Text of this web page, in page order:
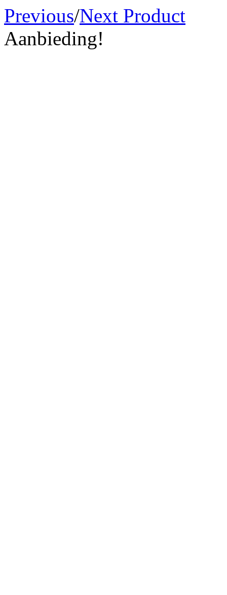
Previous/Next Product
Aanbieding!